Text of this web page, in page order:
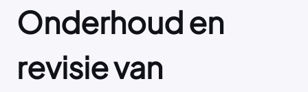
Onderhoud en
revisie van